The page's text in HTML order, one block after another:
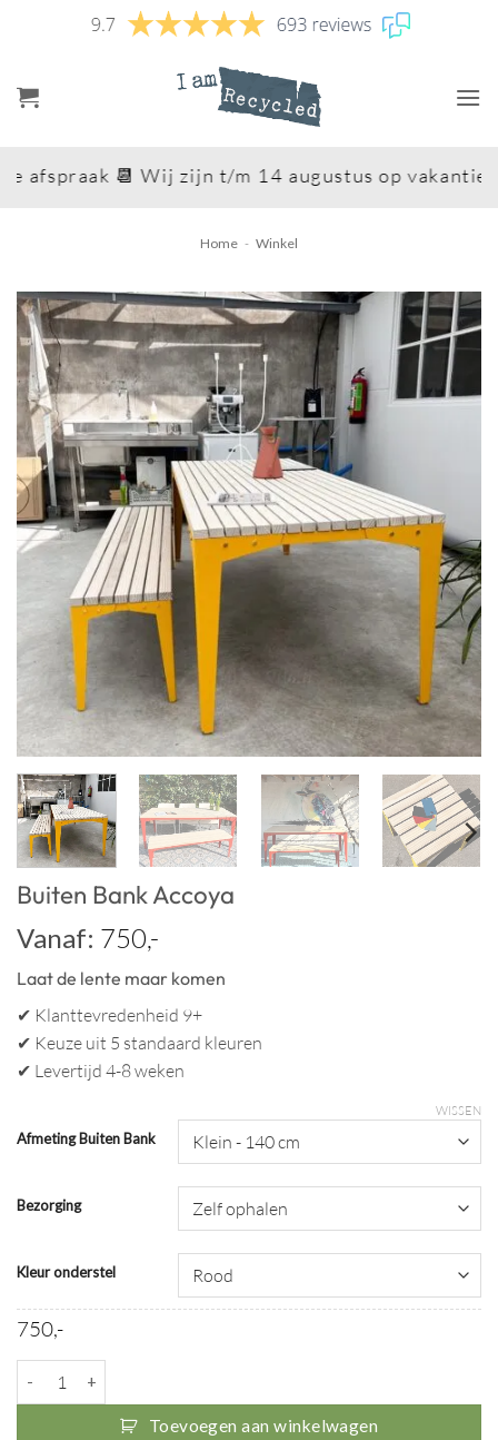
📆 Wij zijn t/m 14 augustus op vakantie 😎.
Home - Winkel
Buiten Bank Accoya
Vanaf: 750,-
Laat de lente maar komen
✔ Klanttevredenheid 9+
✔ Keuze uit 5 standaard kleuren
✔ Levertijd 4-8 weken
Afmeting Buiten Bank
Bezorging
Kleur onderstel
WISSEN
750,-
Toevoegen aan winkelwagen